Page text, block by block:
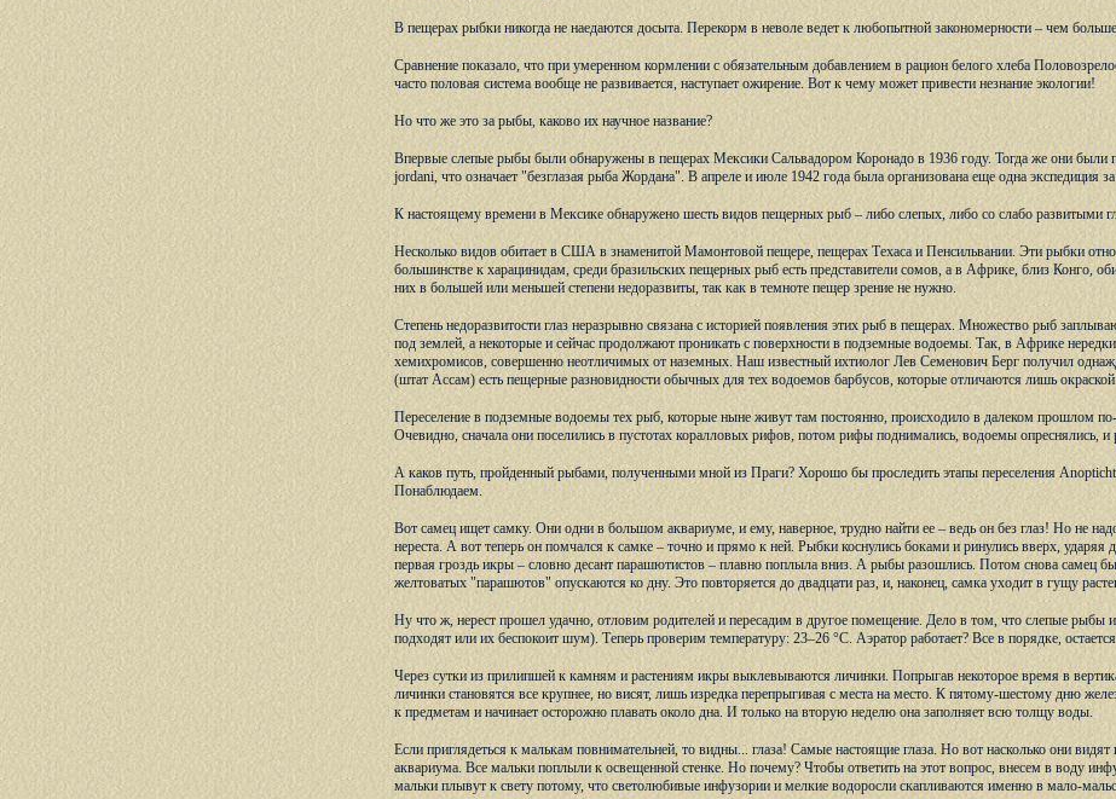
В пещерах рыбки никогда не наедаются досыта. Перекорм в неволе ведет к любопытной закономерности – чем
Сравнение показало, что при умеренном кормлении с обязательным добавлением в рацион белого хлеба
часто половая система вообще не развивается, наступает ожирение. Вот к чему может привести незнание экологии!
Но что же это за рыбы, каково их научное название?
Впервые слепые рыбы были обнаружены в пещерах Мексики Сальвадором Коронадо в 1936 году. Тогда же они
jordani, что означает "безглазая рыба Жордана". В апреле и июле 1942 года была организована еще одна экспедиция
К настоящему времени в Мексике обнаружено шесть видов пещерных рыб – либо слепых, либо со слабо развитыми
Несколько видов обитает в США в знаменитой Мамонтовой пещере, пещерах Техаса и Пенсильвании. Эти рыбки
большинстве к харацинидам, среди бразильских пещерных рыб есть представители сомов, а в Африке, близ Конго,
них в большей или меньшей степени недоразвиты, так как в темноте пещер зрение не нужно.
Степень недоразвитости глаз неразрывно связана с историей появления этих рыб в пещерах. Множество рыб
под землей, а некоторые и сейчас продолжают проникать с поверхности в подземные водоемы. Так, в Африке
хемихромисов, совершенно неотличимых от наземных. Наш известный ихтиолог Лев Семенович Берг получил
(штат Ассам) есть пещерные разновидности обычных для тех водоемов барбусов, которые отличаются лишь окраской.
Переселение в подземные водоемы тех рыб, которые ныне живут там постоянно, происходило в далеком прошлом
Очевидно, сначала они поселились в пустотах коралловых рифов, потом рифы поднимались, водоемы опреснялись,
А каков путь, пройденный рыбами, полученными мной из Праги? Хорошо бы проследить этапы переселения
Понаблюдаем.
Вот самец ищет самку. Они одни в большом аквариуме, и ему, наверное, трудно найти ее – ведь он без глаз! Но не
нереста. А вот теперь он помчался к самке – точно и прямо к ней. Рыбки коснулись боками и ринулись вверх,
первая гроздь икры – словно десант парашютистов – плавно поплыла вниз. А рыбы разошлись. Потом снова самец
желтоватых "парашютов" опускаются ко дну. Это повторяется до двадцати раз, и, наконец, самка уходит в гущу
Ну что ж, нерест прошел удачно, отловим родителей и пересадим в другое помещение. Дело в том, что слепые рыбы
подходят или их беспокоит шум). Теперь проверим температуру: 23–26 °С. Аэратор работает? Все в порядке,
Через сутки из прилипшей к камням и растениям икры выклевываются личинки. Попрыгав некоторое время в
личинки становятся все крупнее, но висят, лишь изредка перепрыгивая с места на место. К пятому-шестому дню
к предметам и начинает осторожно плавать около дна. И только на вторую неделю она заполняет всю толщу воды.
Если приглядеться к малькам повнимательней, то видны... глаза! Самые настоящие глаза. Но вот насколько они
аквариума. Все мальки поплыли к освещенной стенке. Но почему? Чтобы ответить на этот вопрос, внесем в воду
мальки плывут к свету потому, что светолюбивые инфузории и мелкие водоросли скапливаются именно в мало-